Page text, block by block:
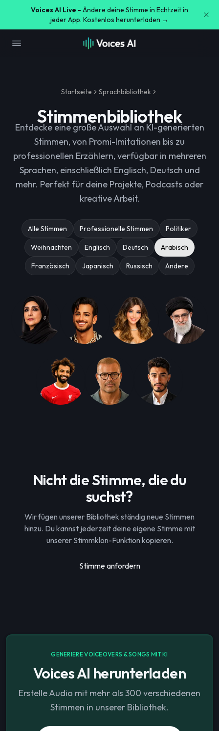
Voices AI Live - Ändere deine Stimme in Echtzeit in
jeder App. Kostenlos herunterladen →
Startseite Sprachbibliothek
Stimmenbibliothek
Entdecke eine große Auswahl an KI-generierten
Stimmen, von Promi-Imitationen bis zu
professionellen Erzählern, verfügbar in mehreren
Sprachen, einschließlich Englisch, Deutsch und
mehr. Perfekt für deine Projekte, Podcasts oder
kreative Arbeit.
Alle Stimmen Professionelle Stimmen Politiker
Weihnachten Englisch Deutsch Arabisch
Französisch Japanisch Russisch Andere
Nicht die Stimme, die du
suchst?
Wir fügen unserer Bibliothek ständig neue Stimmen
hinzu. Du kannst jederzeit deine eigene Stimme mit
unserer Stimmklon-Funktion kopieren.
Stimme anfordern
GENERIERE VOICEOVERS & SONGS MIT KI
Voices AI herunterladen
Erstelle Audio mit mehr als 300 verschiedenen
Stimmen in unserer Bibliothek.